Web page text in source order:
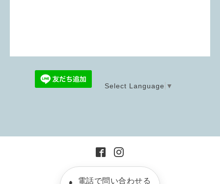
Select Language ▼
電話で問い合わせる